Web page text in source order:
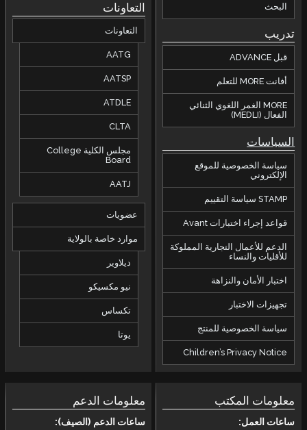
البحث
تدريب
قبل ADVANCE
أفانت MORE للتعلم
MORE الغمر اللغوي الثنائي
الفعال (MEDLI)
السياسات
سياسة الخصوصية للموقع
الإلكتروني
STAMP سياسة التقييم
قواعد إجراء اختبارات Avant
الدعم للأعمال التجارية المملوكة
للأقليات والنساء
اختبار الأمان والنزاهة
تجهيزات الاختبار
سياسة الخصوصية للمنتج
Children’s Privacy Notice
التعاونات
التعاونات
AATG
AATSP
ATDLE
CLTA
مجلس الكلية College
Board
AATJ
عضويات
موارد خاصة بالولاية
ديلاوير
نيو مكسيكو
تكساس
يوتا
معلومات المكتب
ساعات العمل:
معلومات الدعم
ساعات الدعم (الصيف):